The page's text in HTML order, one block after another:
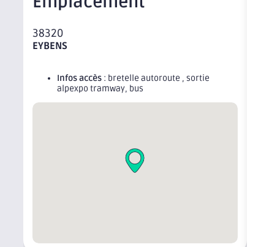
38320
EYBENS
Infos accès : bretelle autoroute , sortie
alpexpo tramway, bus